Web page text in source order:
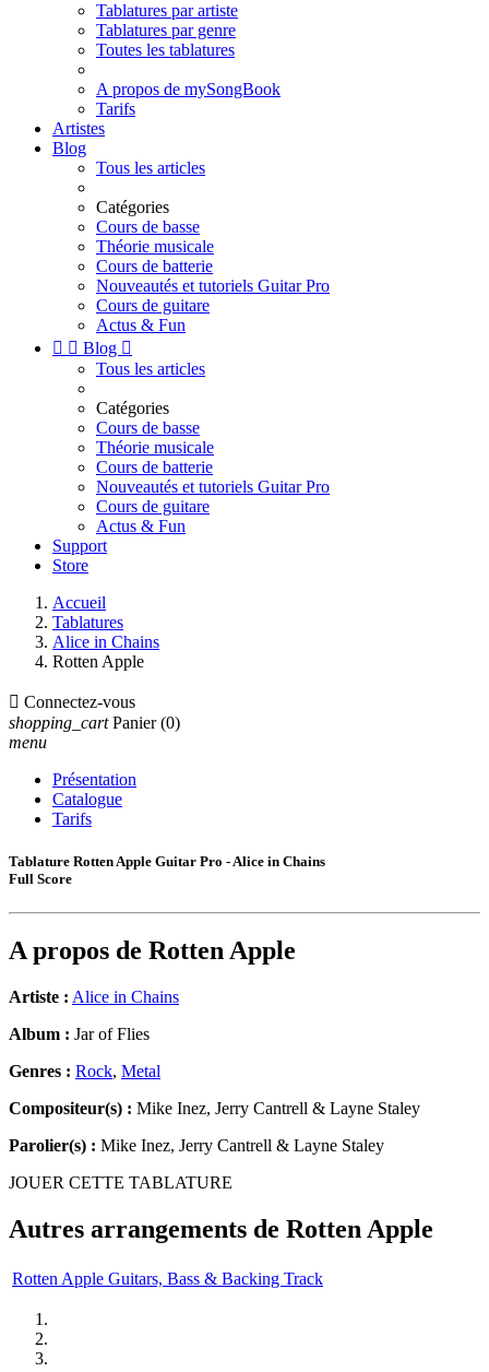
Tablatures par artiste
Tablatures par genre
Toutes les tablatures
A propos de mySongBook
Tarifs
Artistes
Blog
Tous les articles
Catégories
Cours de basse
Théorie musicale
Cours de batterie
Nouveautés et tutoriels Guitar Pro
Cours de guitare
Actus & Fun
  Blog 
Tous les articles
Catégories
Cours de basse
Théorie musicale
Cours de batterie
Nouveautés et tutoriels Guitar Pro
Cours de guitare
Actus & Fun
Support
Store
Accueil
Tablatures
Alice in Chains
Rotten Apple
 Connectez-vous
shopping_cart Panier (0)
menu
Présentation
Catalogue
Tarifs
Tablature Rotten Apple Guitar Pro - Alice in Chains
Full Score
A propos de Rotten Apple
Artiste : Alice in Chains
Album : Jar of Flies
Genres : Rock, Metal
Compositeur(s) : Mike Inez, Jerry Cantrell & Layne Staley
Parolier(s) : Mike Inez, Jerry Cantrell & Layne Staley
JOUER CETTE TABLATURE
Autres arrangements de Rotten Apple
Rotten Apple Guitars, Bass & Backing Track